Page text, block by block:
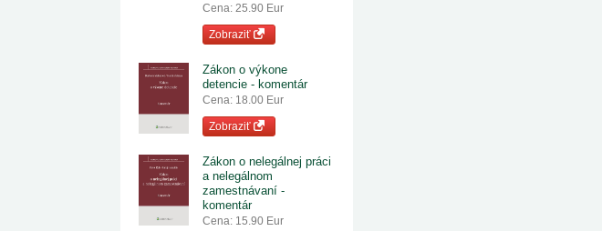
Cena: 25.90 Eur
Zobraziť
Zákon o výkone
detencie - komentár
Cena: 18.00 Eur
Zobraziť
Zákon o nelegálnej práci
a nelegálnom
zamestnávaní -
komentár
Cena: 15.90 Eur